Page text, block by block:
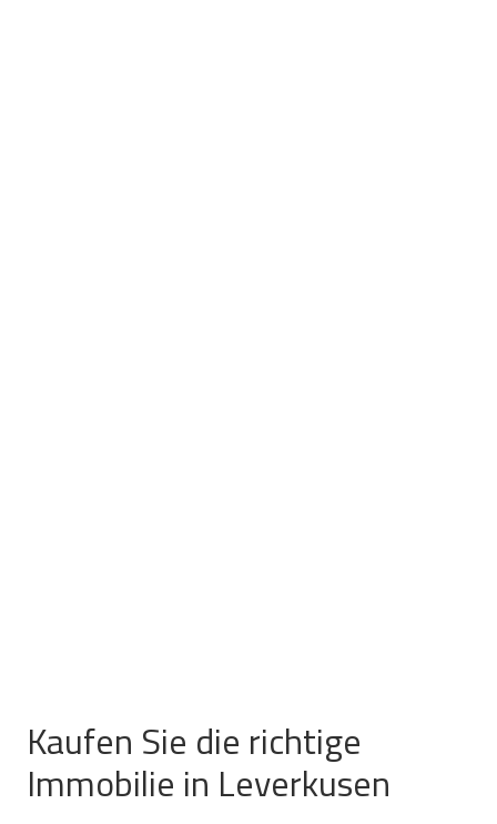
Kaufen Sie die richtige
Immobilie in Leverkusen